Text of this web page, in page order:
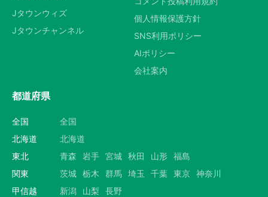
Jタウンウィズ
Jタウンチャンネル
個人情報保護方針
SNS利用ポリシー
AIポリシー
会社案内
都道府県
全国
全国
北海道
北海道
東北
青森 岩手 宮城 秋田 山形 福島
関東
茨城 栃木 群馬 埼玉 千葉 東京 神奈川
甲信越
新潟 山梨 長野